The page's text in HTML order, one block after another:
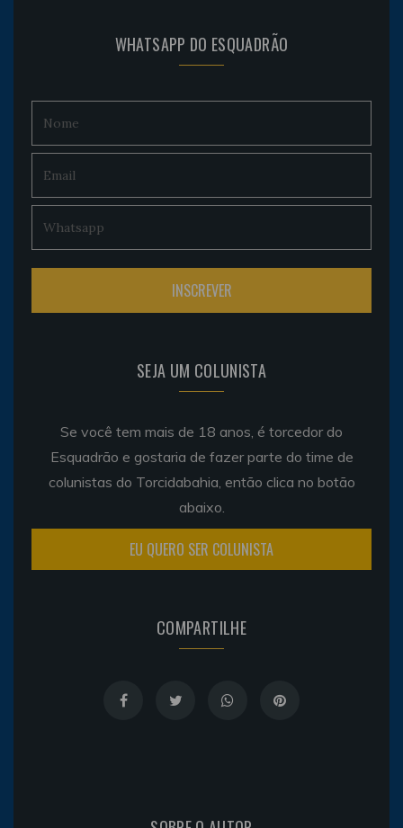
WHATSAPP DO ESQUADRÃO
SEJA UM COLUNISTA
Se você tem mais de 18 anos, é torcedor do
Esquadrão e gostaria de fazer parte do time de
colunistas do Torcidabahia, então clica no botão
abaixo.
EU QUERO SER COLUNISTA
COMPARTILHE